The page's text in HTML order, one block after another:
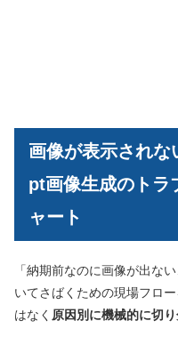
画像が表示され
pt画像生成のトラ
ャート
「納期前なのに画像が出な
いてさばくための現場フロ
はなく 原因別に機械的に切